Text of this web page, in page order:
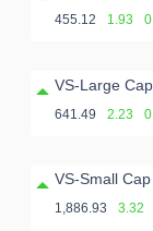
455.12 1.93
VS-Large Cap
641.49 2.23
VS-Small Cap
1,886.93 3.32
Dịch